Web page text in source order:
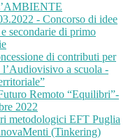
- Concorso di idee
secondarie di primo
di contributi per
a scuola -
Remoto “Equilibri”-
2022
metodologici EFT Puglia
(Tinkering)